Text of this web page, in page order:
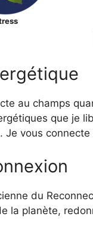
au champs
que je
Je vous
du
la planète,